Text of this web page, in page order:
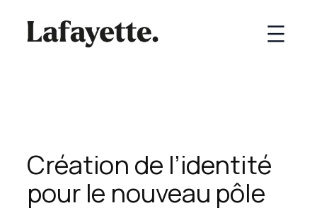
Création de l’identité
pour le nouveau pôle